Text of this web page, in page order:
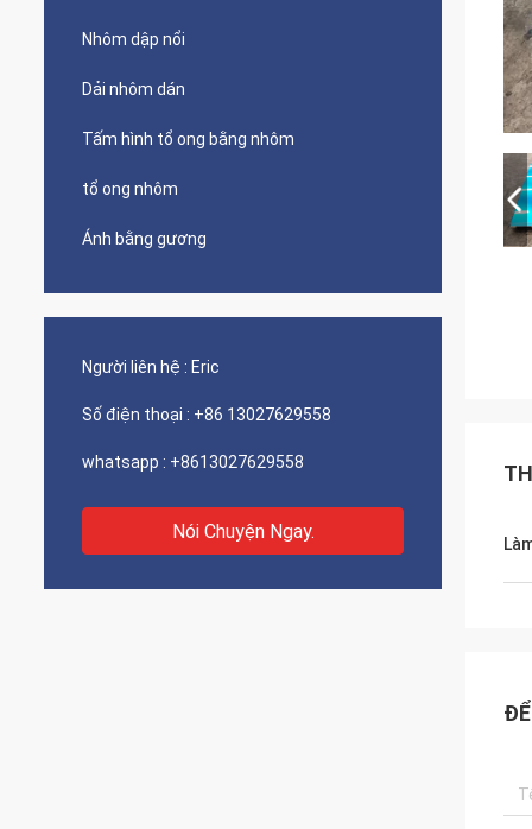
Nhôm dập nổi
Dải nhôm dán
Tấm hình tổ ong bằng nhôm
tổ ong nhôm
Ánh bằng gương
Người liên hệ : Eric
Số điện thoại : +86 13027629558
whatsapp : +8613027629558
Nói Chuyện Ngay.